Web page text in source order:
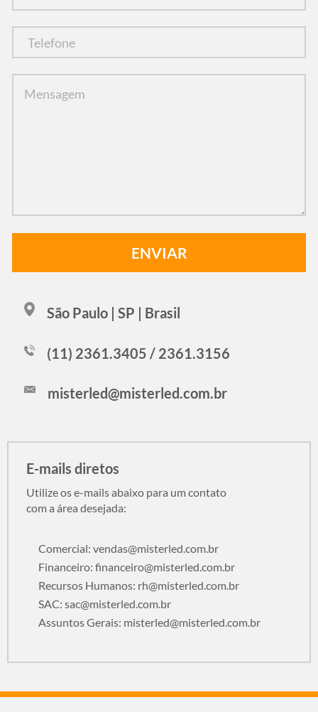
São Paulo | SP | Brasil
(11) 2361.3405 / 2361.3156
misterled@misterled.com.br
E-mails diretos
Utilize os e-mails abaixo para um contato
com a área desejada:
Comercial: vendas@misterled.com.br
Financeiro: financeiro@misterled.com.br
Recursos Humanos: rh@misterled.com.br
SAC: sac@misterled.com.br
Assuntos Gerais: misterled@misterled.com.br